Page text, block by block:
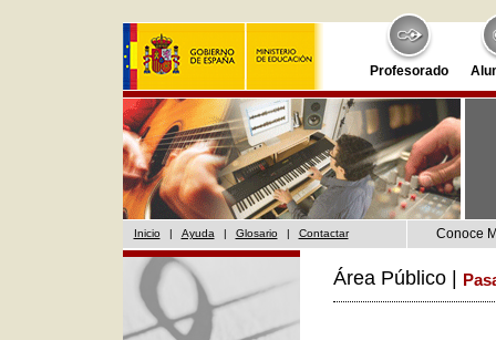
Profesorado
Inicio | Ayuda | Glosario | Contactar Conoce
Área Público |